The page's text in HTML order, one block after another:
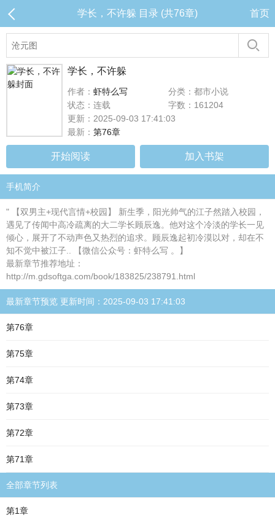
学长，不许躲 目录 (共76章) 首页
学长，不许躲
作者： 虾特么写
分类：都市小说
状态：连载
字数：161204
更新：2025-09-03 17:41:03
最新： 第76章
开始阅读 加入书架
手机简介
" 【双男主+现代言情+校园】 新生季，阳光帅气的江子然踏入校园，
遇见了传闻中高冷疏离的大二学长顾辰逸。他对这个冷淡的学长一见
倾心，展开了不动声色又热烈的追求。顾辰逸起初冷漠以对，却在不
知不觉中被江子.. 【微信公众号：虾特么写 。】
最新章节推荐地址：
http://m.gdsoftga.com/book/183825/238791.html
最新章节预览 更新时间：2025-09-03 17:41:03
第76章
第75章
第74章
第73章
第72章
第71章
全部章节列表
第1章